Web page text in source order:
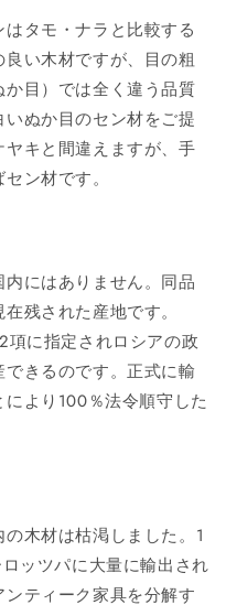
タモ・ナラと比較する
い木材ですが、目の粗
目）では全く違う品質
ぬか目のセン材をご提
キと間違えますが、手
ン材です。
にはありません。同品
残された産地です。
項に指定されロシアの政
きるのです。正式に輸
より100％法令順守した
木材は枯渇しました。1
ッツパに大量に輸出され
ティーク家具を分解す